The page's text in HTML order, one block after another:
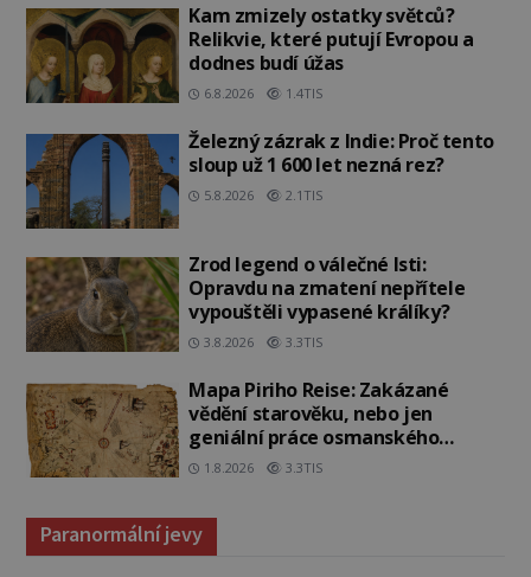
Kam zmizely ostatky světců?
Relikvie, které putují Evropou a
dodnes budí úžas
6.8.2026 1.4TIS
Železný zázrak z Indie: Proč tento
sloup už 1 600 let nezná rez?
5.8.2026 2.1TIS
Zrod legend o válečné lsti:
Opravdu na zmatení nepřítele
vypouštěli vypasené králíky?
3.8.2026 3.3TIS
Mapa Piriho Reise: Zakázané
vědění starověku, nebo jen
geniální práce osmanského
admirála?
1.8.2026 3.3TIS
Paranormální jevy